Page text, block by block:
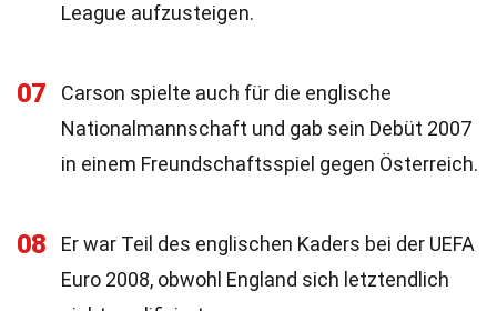
League aufzusteigen.
07
Carson spielte auch für die englische
Nationalmannschaft und gab sein Debüt 2007
in einem Freundschaftsspiel gegen Österreich.
08
Er war Teil des englischen Kaders bei der UEFA
Euro 2008, obwohl England sich letztendlich